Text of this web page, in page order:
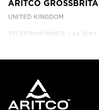
ARITCO
UNITED KINGDOM
TELEFONNUMMER: +44